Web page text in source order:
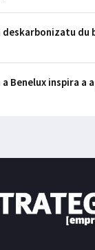
deskarbonizatu du
Benelux inspira a